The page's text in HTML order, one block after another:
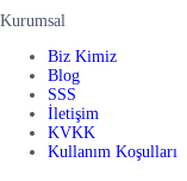
Kurumsal
Biz Kimiz
Blog
SSS
İletişim
KVKK
Kullanım Koşulları